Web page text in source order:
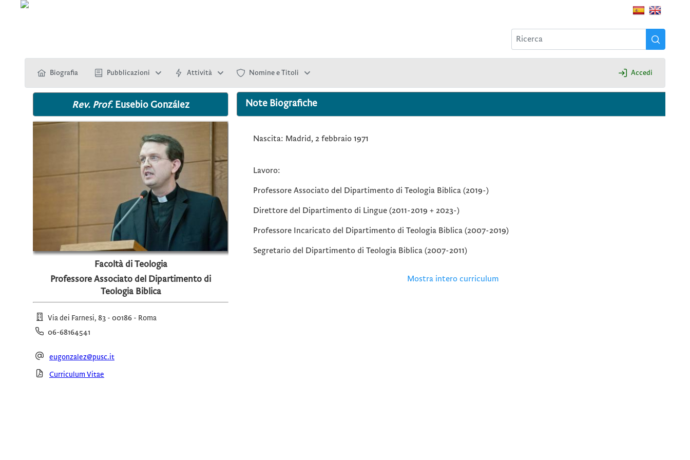
Biografia Pubblicazioni Attività Nomine e Titoli Accedi
Rev. Prof. Eusebio González
Facoltà di Teologia
Professore Associato del Dipartimento di
Teologia Biblica
Via dei Farnesi, 83 - 00186 - Roma
06-68164541
eugonzalez@pusc.it
Curriculum Vitae
Note Biografiche
Nascita: Madrid, 2 febbraio 1971
Lavoro:
Professore Associato del Dipartimento di Teologia Biblica (2019-)
Direttore del Dipartimento di Lingue (2011-2019 + 2023-)
Professore Incaricato del Dipartimento di Teologia Biblica (2007-2019)
Segretario del Dipartimento di Teologia Biblica (2007-2011)
Mostra intero curriculum